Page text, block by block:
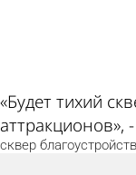
«Будет тихий
аттракционов»,
сквер